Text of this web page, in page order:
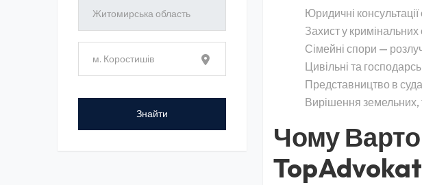
Юридичні
Захист у
Сімейні спори —
Цивільні та
Представництво в
Вирішення земельних,
Чому